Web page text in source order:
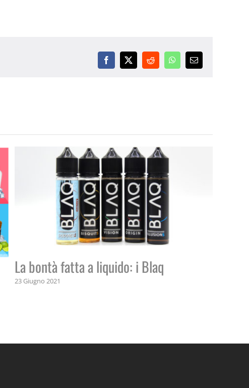
Facebook
X RedditWhatsApp
Email
La bontà fatta a liquido: i Blaq
23 Giugno 2021